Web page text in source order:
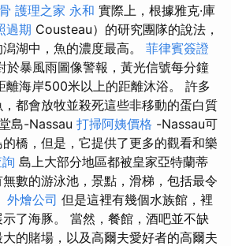
護理之家 永和 實際上，根據雅克·庫
過期 Cousteau）的研究團隊的說法，
湖中，魚的濃度最高。 菲律賓簽證
於暴風雨圖像警報，黃光信號每分鐘
離海岸500米以上的距離沐浴。 許多
都會放牧並殺死這些非移動的蛋白質
島-Nassau 打掃阿姨價格 -Nassau可
橋，但是，它提供了更多的觀看和樂
島上大部分地區都被皇家亞特蘭蒂
數的游泳池，景點，滑梯，包括最令
外燴公司 但是這裡有幾個水族館，裡
了海豚。 當然，餐館，酒吧並不缺
的賭場，以及高爾夫愛好者的高爾夫